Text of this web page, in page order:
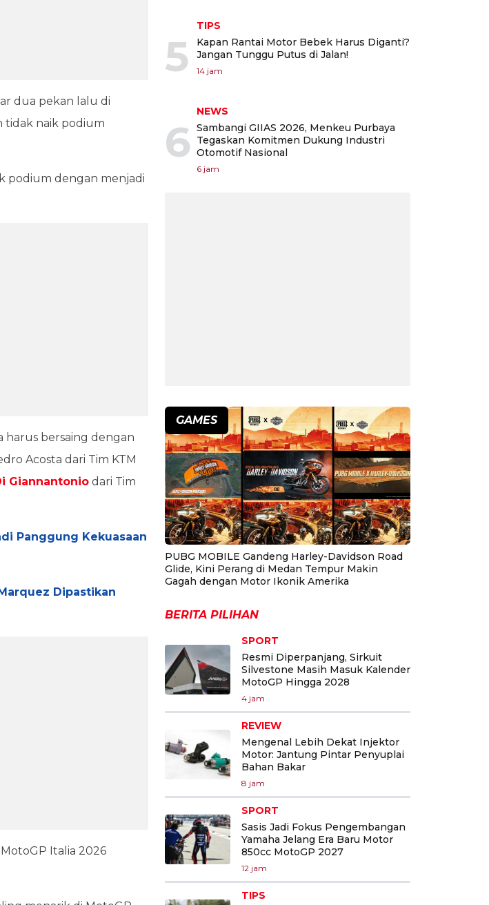
dua pekan lalu di
tidak naik podium
podium dengan menjadi
harus bersaing dengan
Acosta dari Tim KTM
Giannantonio dari Tim
Panggung Kekuasaan
Dipastikan
Italia 2026
5
TIPS
Kapan Rantai Motor Bebek Harus Diganti?
Jangan Tunggu Putus di Jalan!
14 jam
6
NEWS
Sambangi GIIAS 2026, Menkeu Purbaya
Tegaskan Komitmen Dukung Industri
Otomotif Nasional
6 jam
GAMES
PUBG MOBILE Gandeng Harley-Davidson Road
Glide, Kini Perang di Medan Tempur Makin
Gagah dengan Motor Ikonik Amerika
BERITA PILIHAN
SPORT
Resmi Diperpanjang, Sirkuit
Silvestone Masih Masuk Kalender
MotoGP Hingga 2028
4 jam
REVIEW
Mengenal Lebih Dekat Injektor
Motor: Jantung Pintar Penyuplai
Bahan Bakar
8 jam
SPORT
Sasis Jadi Fokus Pengembangan
Yamaha Jelang Era Baru Motor
850cc MotoGP 2027
12 jam
TIPS